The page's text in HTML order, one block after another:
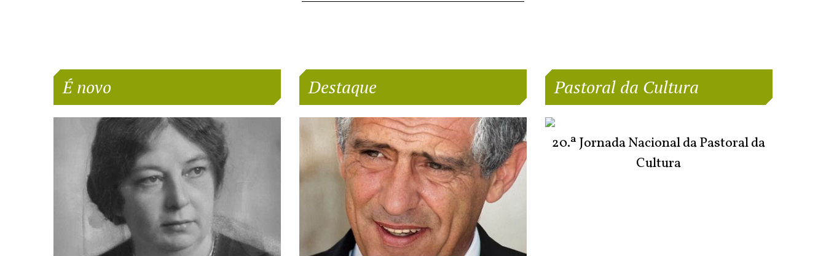
É novo Destaque Pastoral da Cultura
20.ª Jornada Nacional da Pastoral da
Cultura